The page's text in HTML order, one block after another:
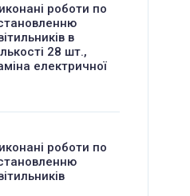
роботи по
в
28 шт.,
електричної
роботи по